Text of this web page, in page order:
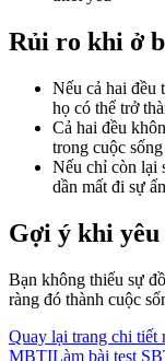
Rủi ro khi ở
Nếu cả hai đều
họ có thể trở
Cả hai đều
trong cuộc
Nếu chỉ còn lại
dần mất đi sự
Gợi ý khi yêu
Bạn không thiếu sự
ràng đó thành cuộc
Quay lại trang chi tiết
MBTILàm bài test